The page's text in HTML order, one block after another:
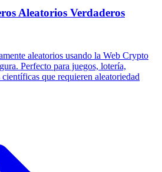
Aleatorios Verdaderos
aleatorios usando la Web Crypto
Perfecto para juegos, lotería,
que requieren aleatoriedad